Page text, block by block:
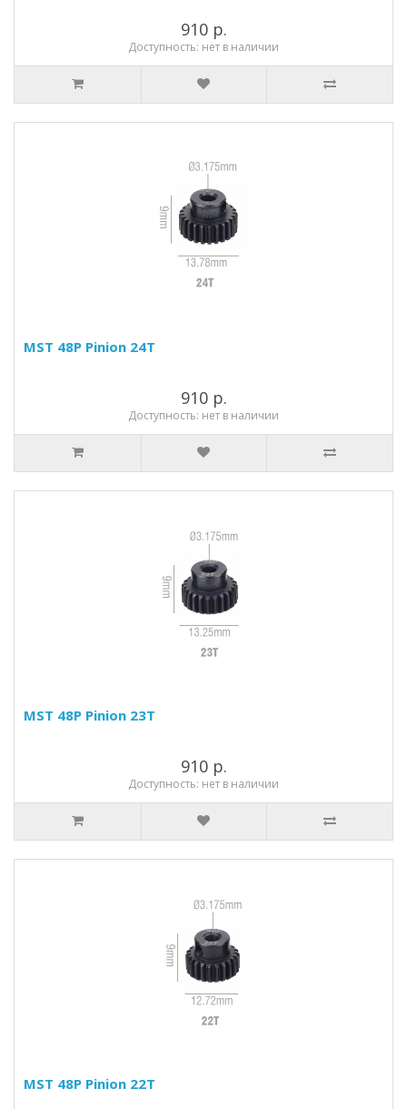
910 р.
Доступность: нет в наличии
MST 48P Pinion 24T
910 р.
Доступность: нет в наличии
MST 48P Pinion 23T
910 р.
Доступность: нет в наличии
MST 48P Pinion 22T